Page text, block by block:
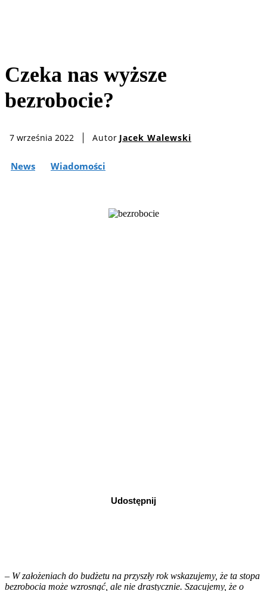
Czeka nas wyższe
bezrobocie?
7 września 2022 Autor Jacek Walewski
News Wiadomości
Udostępnij
– W założeniach do budżetu na przyszły rok wskazujemy, że ta stopa
bezrobocia może wzrosnąć, ale nie drastycznie. Szacujemy, że o